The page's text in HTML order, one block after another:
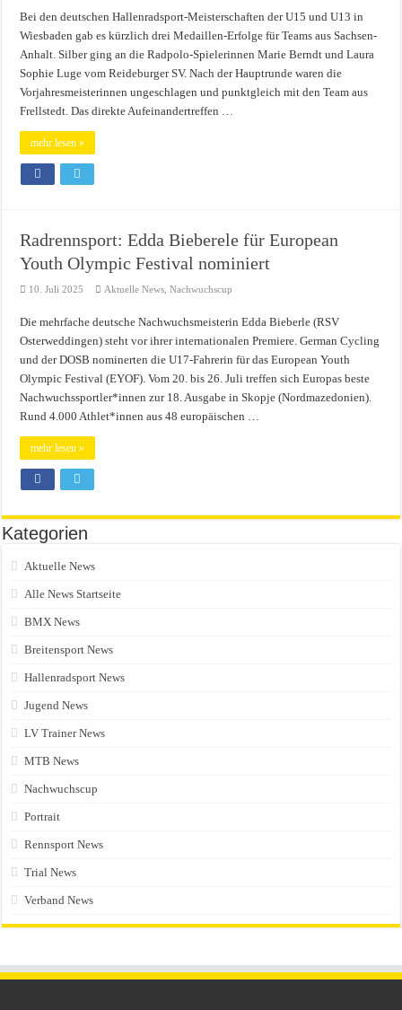
Bei den deutschen Hallenradsport-Meisterschaften der U15 und U13 in
Wiesbaden gab es kürzlich drei Medaillen-Erfolge für Teams aus Sachsen-
Anhalt. Silber ging an die Radpolo-Spielerinnen Marie Berndt und Laura
Sophie Luge vom Reideburger SV. Nach der Hauptrunde waren die
Vorjahresmeisterinnen ungeschlagen und punktgleich mit den Team aus
Frellstedt. Das direkte Aufeinandertreffen …
mehr lesen »
Radrennsport: Edda Bieberele für European
Youth Olympic Festival nominiert
10. Juli 2025 Aktuelle News ,Nachwuchscup
Die mehrfache deutsche Nachwuchsmeisterin Edda Bieberle (RSV
Osterweddingen) steht vor ihrer internationalen Premiere. German Cycling
und der DOSB nominerten die U17-Fahrerin für das European Youth
Olympic Festival (EYOF). Vom 20. bis 26. Juli treffen sich Europas beste
Nachwuchssportler*innen zur 18. Ausgabe in Skopje (Nordmazedonien).
Rund 4.000 Athlet*innen aus 48 europäischen …
mehr lesen »
Kategorien
Aktuelle News
Alle News Startseite
BMX News
Breitensport News
Hallenradsport News
Jugend News
LV Trainer News
MTB News
Nachwuchscup
Portrait
Rennsport News
Trial News
Verband News